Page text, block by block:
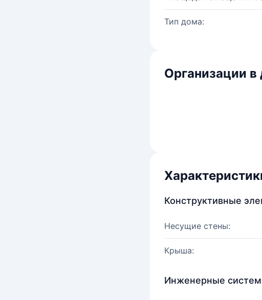
Тип дома:
Организации в
Конструктивные
Несущие стены:
Крыша:
Инженерные